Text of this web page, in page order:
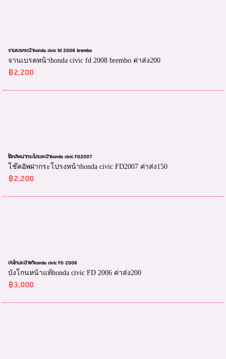
จานเบรคหน้าhonda civic fd 2008 brembo
จานเบรคหน้าhonda civic fd 2008 brembo ค่าส่ง200
฿2,200
โช๊คอัพฝากระโปรงหน้าhonda civic FD2007
โช๊คอัพฝากระโปรงหน้าhonda civic FD2007 ค่าส่ง150
฿2,200
บังโกนหน้าแท้honda civic FD 2006
บังโกนหน้าแท้honda civic FD 2006 ค่าส่ง200
฿3,000